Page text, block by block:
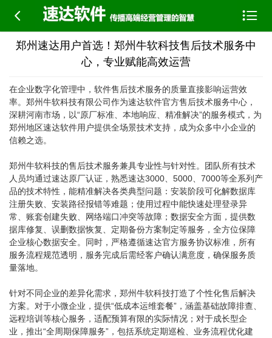
 
郑州速达用户首选！郑州牛软科技售后技术服务中
心，专业赋能高效运营
在企业数字化管理中，软件售后技术服务的质量直接影响运营效
率。郑州牛软科技有限公司作为速达软件官方售后技术服务中心，
深耕河南市场，以“原厂标准、本地响应、精准解决”的服务模式，为
郑州地区速达软件用户提供全场景技术支持，成为众多中小企业的
信赖之选。
郑州牛软科技的售后技术服务兼具专业性与针对性。团队所有技术
人员均通过速达原厂认证，熟悉速达3000、5000、7000等全系列产
品的技术特性，能精准解决各类典型问题：安装阶段可化解数据库
注册失败、安装路径报错等难题；使用过程中能快速处理登录异
常、账套创建失败、网络端口冲突等故障；数据安全方面，提供数
据库修复、误删数据恢复、定期备份方案制定等服务，全方位保障
企业核心数据安全。同时，严格遵循速达官方服务协议标准，所有
服务流程规范透明，服务完成后需经客户确认满意度，确保服务质
量落地。
针对不同企业的差异化需求，郑州牛软科技打造了个性化售后解决
方案。对于小微企业，提供“低成本运维套餐”，涵盖基础故障排查、
远程培训等核心服务，适配预算有限的实际情况；对于成长型企
业，推出“全周期保障服务”，包括系统定期巡检、业务流程优化建